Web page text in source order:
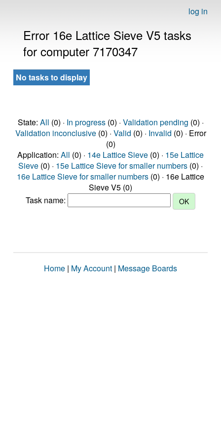
log in
Error 16e Lattice Sieve V5 tasks
for computer 7170347
No tasks to display
State: All (0) · In progress(0) · Validation pending (0) ·
Validation inconclusive(0) · Valid (0) · Invalid (0) · Error
(0)
Application: All (0) · 14e Lattice Sieve (0) · 15e Lattice
Sieve (0) · 15e Lattice Sieve for smaller numbers (0) ·
16e Lattice Sieve for smaller numbers (0) · 16e Lattice
Sieve V5 (0)
Task name:
Home | My Account | Message Boards